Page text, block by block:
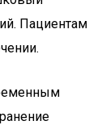
Пациентам